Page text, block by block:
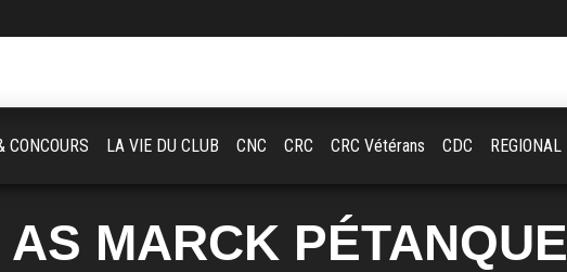
AS MARCK PÉTANQUE
CONCOURS LA VIE DU CLUB CNC CRC CRC Vétérans CDC REGIONAL